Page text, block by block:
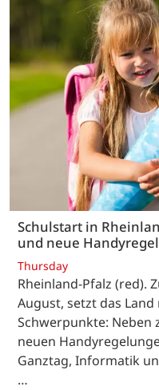
Schulstart in
und neue
Thursday
Rheinland-Pfalz (red).
August, setzt das
Schwerpunkte: Neben
neuen
Ganztag, Informatik
…